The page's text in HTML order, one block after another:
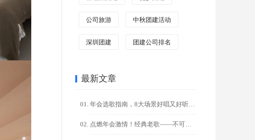
公司旅游 中秋团建活动
深圳团建 团建公司排名
最新文章
年会选歌指南，8大场景好唱又好听的金曲推荐，点燃全场氛围！
点燃年会激情！经典老歌——不可替代的气氛引擎！?